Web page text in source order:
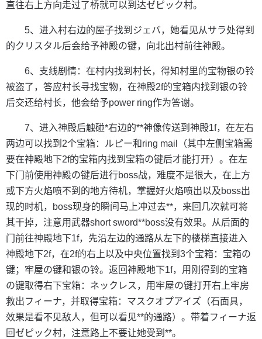
直往右上方向走过了桥就可以到达ゼピック村。
5、进入村右边的屋子找到ジェバ，她看见从サラ处得到
的クリスタル后会给予神殿の键，向北出村前往神殿。
6、支线剧情：在村内找到村长，得知村里的宝物银の铃
被盗了，答应村长寻找宝物，在神殿2f的宝箱内找到银の铃
后交还给村长，他会给予power ring作为答谢。
7、进入神殿后触碰*右边的**神像传送到神殿1f，在左右
两边可以找到2个宝箱：ルピー和ring mail（其中左侧宝箱需
要在神殿地下2f的宝箱内找到宝箱の键后才能打开）。在左
下门前使用神殿の键后进行boss战，难度不是很大，在上方
或下方火焰喷不到的地方待机，掌握好火焰喷出以及boss出
现的时机，boss现身的瞬间马上冲过去**，来回几次就可将
其干掉，注意用武器short sword**boss没有效果。从后面的
门前往神殿地下1f，先沿左边的通路从左下的楼梯直接进入
神殿地下2f，在2f的右上以及中央位置找到3个宝箱：宝箱の
键；牢屋の键和银の铃。返回神殿地下1f，用刚得到的宝箱
の键取得右下宝箱：ネックレス，用牢屋の键打开右上牢房
救出フィーナ，并取得宝箱：マスクオプアイズ（石面具，
效果是看不见敌人，但可以看见**的通路）。带着フィーナ返
回ゼピック村，注意路上不要让她受到**。